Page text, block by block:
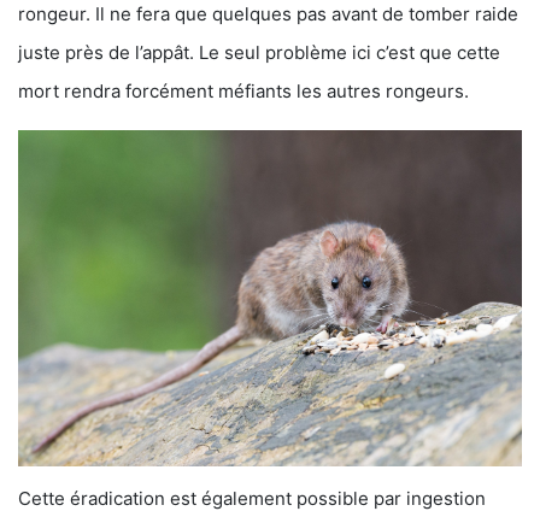
rongeur. Il ne fera que quelques pas avant de tomber raide
juste près de l’appât. Le seul problème ici c’est que cette
mort rendra forcément méfiants les autres rongeurs.
Cette éradication est également possible par ingestion